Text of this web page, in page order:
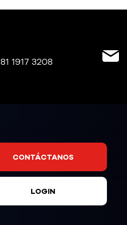
81 1917 3208
CONTÁCTANOS
LOGIN